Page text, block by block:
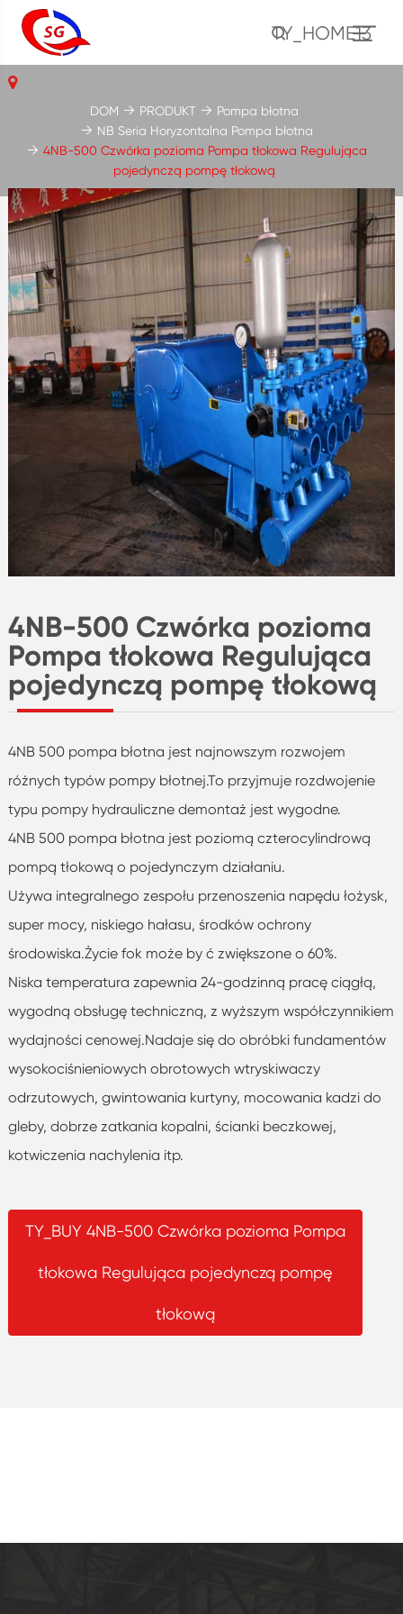
TY_HOME13
4NB-500 Czwórka pozioma
Pompa tłokowa Regulująca
pojedynczą pompę tłokową
4NB 500 pompa błotna jest najnowszym rozwojem
różnych typów pompy błotnej.To przyjmuje rozdwojenie
typu pompy hydrauliczne demontaż jest wygodne.
4NB 500 pompa błotna jest poziomą czterocylindrową
pompą tłokową o pojedynczym działaniu.
Używa integralnego zespołu przenoszenia napędu łożysk,
super mocy, niskiego hałasu, środków ochrony
środowiska.Życie fok może by ć zwiększone o 60%.
Niska temperatura zapewnia 24-godzinną pracę ciągłą,
wygodną obsługę techniczną, z wyższym współczynnikiem
wydajności cenowej.Nadaje się do obróbki fundamentów
wysokociśnieniowych obrotowych wtryskiwaczy
odrzutowych, gwintowania kurtyny, mocowania kadzi do
gleby, dobrze zatkania kopalni, ścianki beczkowej,
kotwiczenia nachylenia itp.
TY_BUY 4NB-500 Czwórka pozioma Pompa
tłokowa Regulująca pojedynczą pompę
tłokową
DOM PRODUKT
Pompa błotna
NB Seria Horyzontalna Pompa błotna
4NB-500 Czwórka pozioma Pompa tłokowa Regulująca
pojedynczą pompę tłokową